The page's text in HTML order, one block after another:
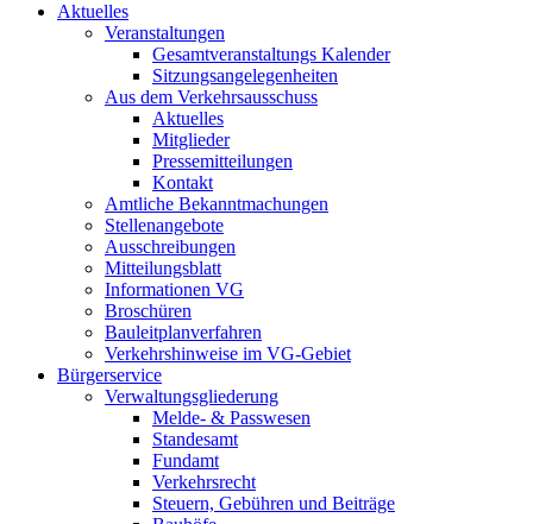
Aktuelles
Veranstaltungen
Gesamtveranstaltungs Kalender
Sitzungsangelegenheiten
Aus dem Verkehrsausschuss
Aktuelles
Mitglieder
Pressemitteilungen
Kontakt
Amtliche Bekanntmachungen
Stellenangebote
Ausschreibungen
Mitteilungsblatt
Informationen VG
Broschüren
Bauleitplanverfahren
Verkehrshinweise im VG-Gebiet
Bürgerservice
Verwaltungsgliederung
Melde- & Passwesen
Standesamt
Fundamt
Verkehrsrecht
Steuern, Gebühren und Beiträge